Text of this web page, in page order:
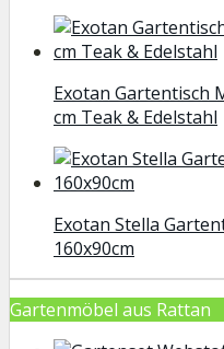
Exotan Gartentisch
cm Teak & Edelstahl
Exotan Stella
160x90cm
Gartenmöbel aus Rattan